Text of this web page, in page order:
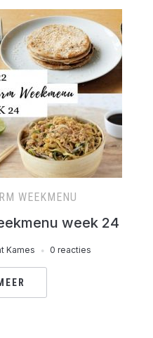
WEEKMENU
week 24
Kames 0 reacties